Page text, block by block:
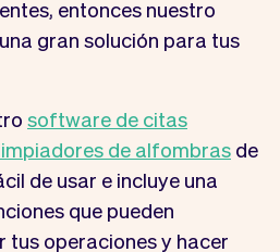
entonces nuestro
gran solución para tus
software de citas
de alfombras de
de usar e incluye una
que pueden
operaciones y hacer